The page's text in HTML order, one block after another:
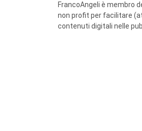
FrancoAngeli è membro
non profit per facilitare
contenuti digitali nelle